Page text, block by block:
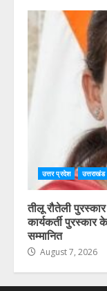
उत्तर प्रदेश उत्तराखंड
तीलू रौतेली
कार्यकर्ती पुरस्कार
सम्मानित
August 7, 2026